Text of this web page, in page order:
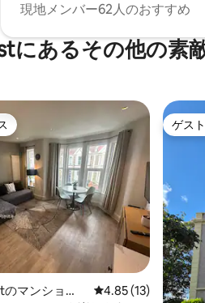
現地メンバー62人のおすすめ
にあるその他の素
星の平均評価
マンショ
レビュー13件、5つ
4.85 (13)
ゲス
ゲス